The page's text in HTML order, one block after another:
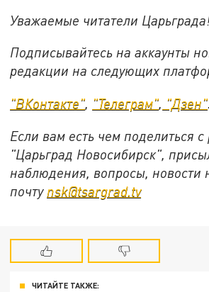
Уважаемые читатели
Подписывайтесь на аккаунты
редакции на следующих
"ВКонтакте", "Телеграм", "Дзен".
Если вам есть чем поделиться
"Царьград Новосибирск",
наблюдения, вопросы, новости
почту nsk@tsargrad.tv
ЧИТАЙТЕ ТАКЖЕ: